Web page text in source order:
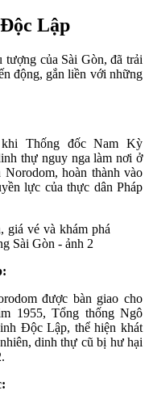
Lập
của Sài Gòn, đã trải
động, gắn liền với những
Thống đốc Nam Kỳ
thự nguy nga làm nơi ở
hoàn thành vào
lực của thực dân Pháp
được bàn giao cho
1955, Tổng thống Ngô
Độc Lập, thể hiện khát
dinh thự cũ bị hư hại